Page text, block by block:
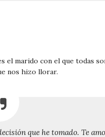
el marido con el que todas
nos hizo llorar.
que he tomado. Te